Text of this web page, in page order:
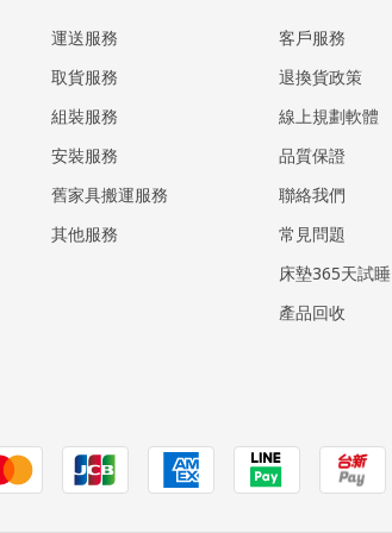
運送服務
取貨服務
組裝服務
安裝服務
​舊家具搬運服務
其他服務
客戶服務
退換貨政策
線上規劃軟體
品質保證
聯絡我們
常見問題
床墊365天試睡
產品回收